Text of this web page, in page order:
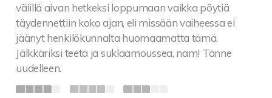
välillä aivan hetkeksi loppumaan vaikka pöytiä
täydennettiin koko ajan, eli missään vaiheessa ei
jäänyt henkilökunnalta huomaamatta tämä.
Jälkkäriksi teetä ja suklaamoussea, nam! Tänne
uudelleen.